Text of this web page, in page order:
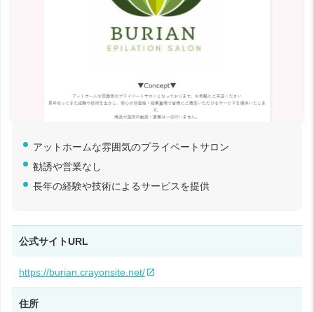
アットホームな雰囲気のプライベートサロン
勧誘や営業なし
長年の経験や技術によるサービスを提供
公式サイトURL
https://burian.crayonsite.net/
住所